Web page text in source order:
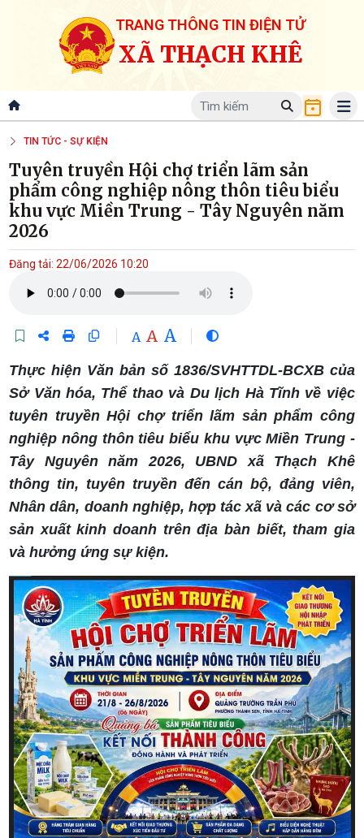
TRANG THÔNG TIN ĐIỆN TỬ
XÃ THẠCH KHÊ
TIN TỨC - SỰ KIỆN
Tuyên truyền Hội chợ triển lãm sản
phẩm công nghiệp nông thôn tiêu biểu
khu vực Miền Trung - Tây Nguyên năm
2026
Đăng tải: 22/06/2026 10:20
A A A
Thực hiện Văn bản số 1836/SVHTTDL-BCXB của
Sở Văn hóa, Thể thao và Du lịch Hà Tĩnh về việc
tuyên truyền Hội chợ triển lãm sản phẩm công
nghiệp nông thôn tiêu biểu khu vực Miền Trung -
Tây Nguyên năm 2026, UBND xã Thạch Khê
thông tin, tuyên truyền đến cán bộ, đảng viên,
Nhân dân, doanh nghiệp, hợp tác xã và các cơ sở
sản xuất kinh doanh trên địa bàn biết, tham gia
và hưởng ứng sự kiện.